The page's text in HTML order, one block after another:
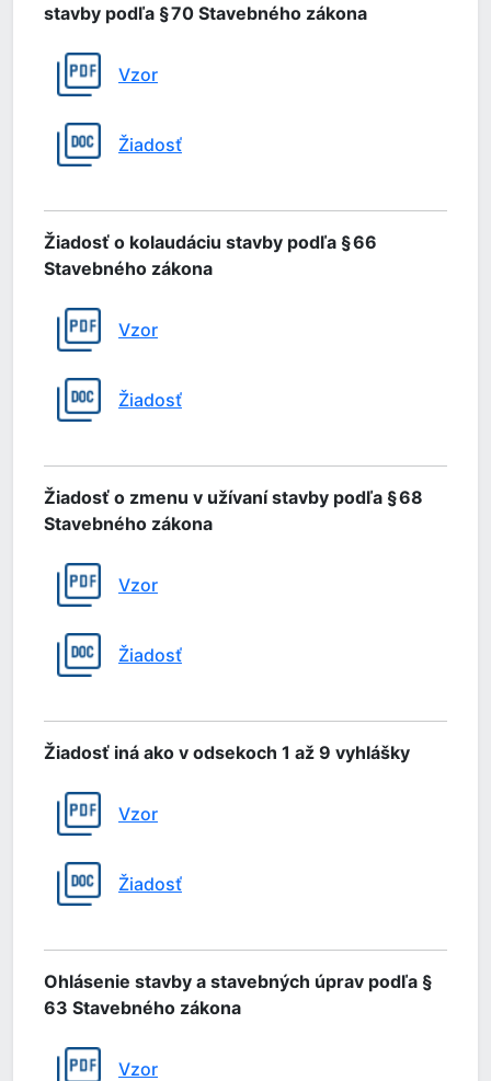
stavby podľa § 70 Stavebného zákona
Vzor
Žiadosť
Žiadosť o kolaudáciu stavby podľa § 66
Stavebného zákona
Vzor
Žiadosť
Žiadosť o zmenu v užívaní stavby podľa § 68
Stavebného zákona
Vzor
Žiadosť
Žiadosť iná ako v odsekoch 1 až 9 vyhlášky
Vzor
Žiadosť
Ohlásenie stavby a stavebných úprav podľa §
63 Stavebného zákona
Vzor